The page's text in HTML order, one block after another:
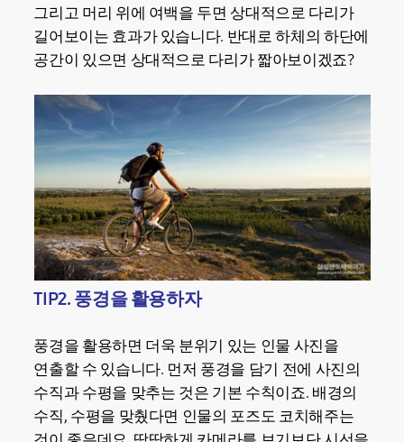
그리고 머리 위에 여백을 두면 상대적으로 다리가
길어보이는 효과가 있습니다. 반대로 하체의 하단에
공간이 있으면 상대적으로 다리가 짧아보이겠죠?
TIP2. 풍경을 활용하자
풍경을 활용하면 더욱 분위기 있는 인물 사진을
연출할 수 있습니다. 먼저 풍경을 담기 전에 사진의
수직과 수평을 맞추는 것은 기본 수칙이죠. 배경의
수직, 수평을 맞췄다면 인물의 포즈도 코치해주는